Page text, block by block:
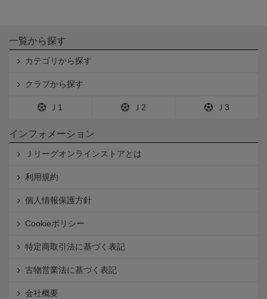
一覧から探す
カテゴリから探す
クラブから探す
Ｊ1 Ｊ2 Ｊ3
インフォメーション
Ｊリーグオンラインストアとは
利用規約
個人情報保護方針
Cookieポリシー
特定商取引法に基づく表記
古物営業法に基づく表記
会社概要